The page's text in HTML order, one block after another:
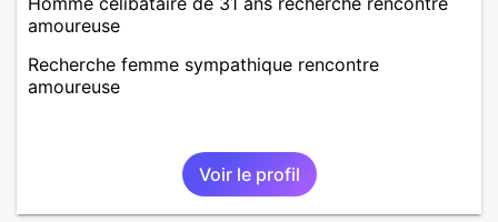
amoureuse
Recherche femme sympathique rencontre
amoureuse
Voir le profil